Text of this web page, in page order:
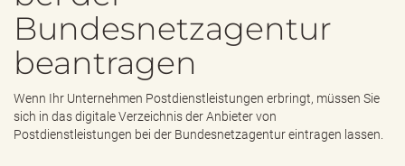
n
Bundesnetzagentur
beantragen
Wenn Ihr Unternehmen Postdienstleistungen erbringt, müssen Sie
sich in das digitale Verzeichnis der Anbieter von
Postdienstleistungen bei der Bundesnetzagentur eintragen lassen.